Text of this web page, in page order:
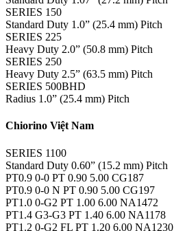
SERIES 150
Standard Duty 1.0” (25.4 mm) Pitch
SERIES 225
Heavy Duty 2.0” (50.8 mm) Pitch
SERIES 250
Heavy Duty 2.5” (63.5 mm) Pitch
SERIES 500BHD
Radius 1.0” (25.4 mm) Pitch
Chiorino Việt Nam
SERIES 1100
Standard Duty 0.60” (15.2 mm) Pitch
PT0.9 0-0 PT 0.90 5.00 CG187
PT0.9 0-0 N PT 0.90 5.00 CG197
PT1.0 0-G2 PT 1.00 6.00 NA1472
PT1.4 G3-G3 PT 1.40 6.00 NA1178
PT1.2 0-G2 FL PT 1.20 6.00 NA1230